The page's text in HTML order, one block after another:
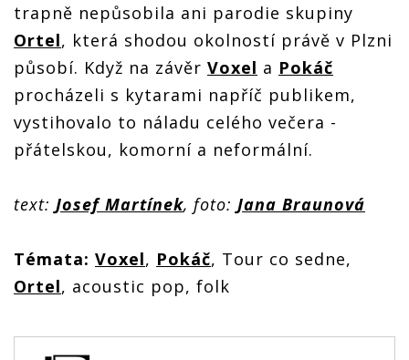
trapně nepůsobila ani parodie skupiny
Ortel, která shodou okolností právě v Plzni
působí. Když na závěr Voxel a Pokáč
procházeli s kytarami napříč publikem,
vystihovalo to náladu celého večera -
přátelskou, komorní a neformální.
text: Josef Martínek, foto: Jana Braunová
Témata: Voxel, Pokáč, Tour co sedne,
Ortel, acoustic pop, folk